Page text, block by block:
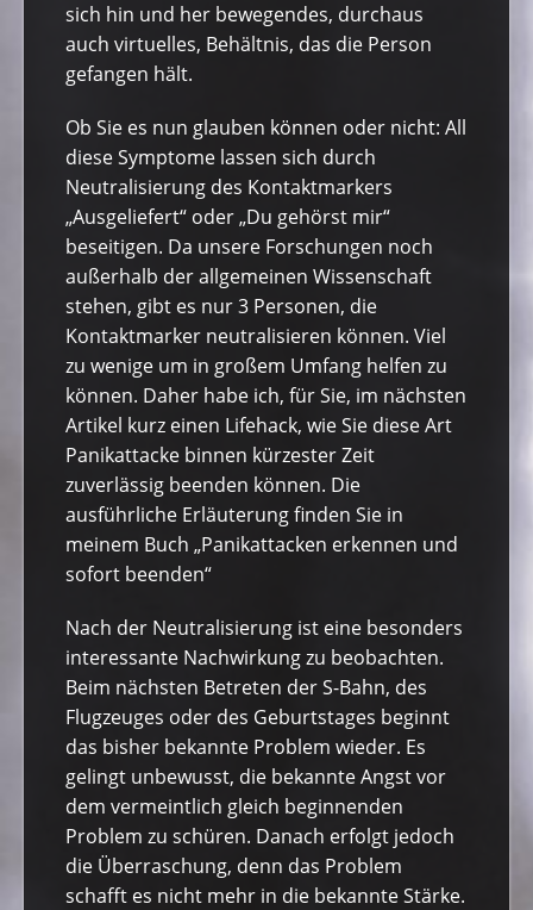
sich hin und her bewegendes, durchaus
auch virtuelles, Behältnis, das die Person
gefangen hält.
Ob Sie es nun glauben können oder nicht: All
diese Symptome lassen sich durch
Neutralisierung des Kontaktmarkers
„Ausgeliefert“ oder „Du gehörst mir“
beseitigen. Da unsere Forschungen noch
außerhalb der allgemeinen Wissenschaft
stehen, gibt es nur 3 Personen, die
Kontaktmarker neutralisieren können. Viel
zu wenige um in großem Umfang helfen zu
können. Daher habe ich, für Sie, im nächsten
Artikel kurz einen Lifehack, wie Sie diese Art
Panikattacke binnen kürzester Zeit
zuverlässig beenden können. Die
ausführliche Erläuterung finden Sie in
meinem Buch „Panikattacken erkennen und
sofort beenden“
Nach der Neutralisierung ist eine besonders
interessante Nachwirkung zu beobachten.
Beim nächsten Betreten der S-Bahn, des
Flugzeuges oder des Geburtstages beginnt
das bisher bekannte Problem wieder. Es
gelingt unbewusst, die bekannte Angst vor
dem vermeintlich gleich beginnenden
Problem zu schüren. Danach erfolgt jedoch
die Überraschung, denn das Problem
schafft es nicht mehr in die bekannte Stärke.